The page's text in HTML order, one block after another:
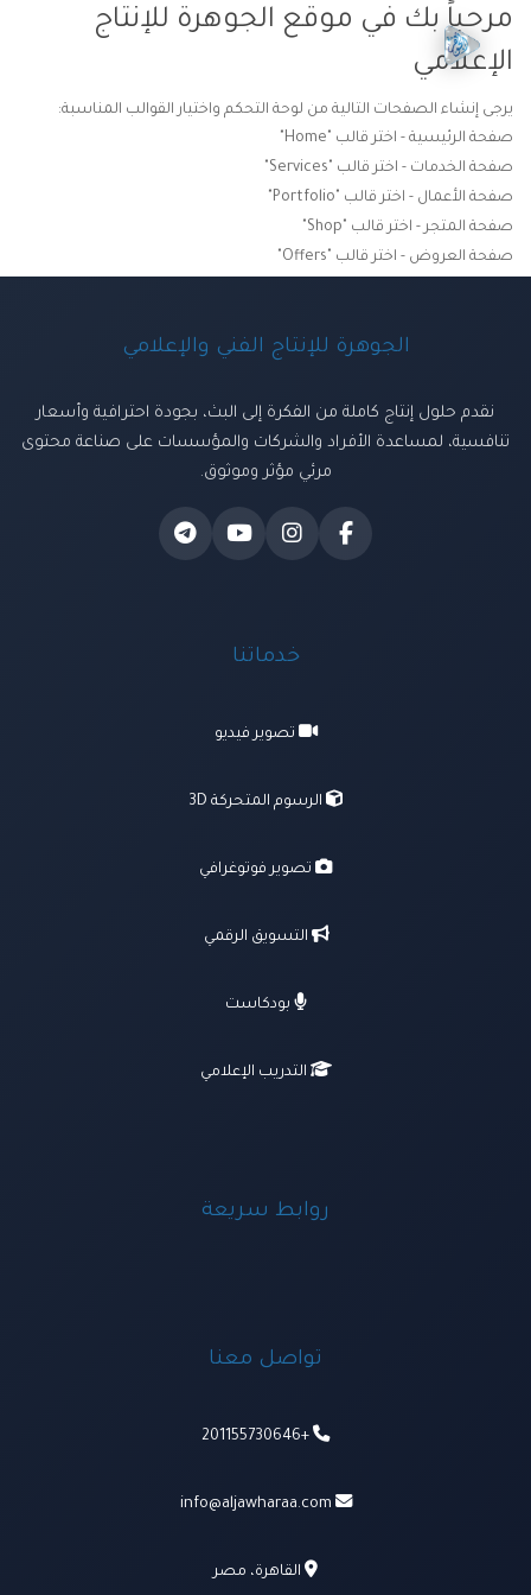
مرحباً بك في موقع الجوهرة للإنتاج
الإعلامي
يرجى إنشاء الصفحات التالية من لوحة التحكم واختيار القوالب المناسبة:
صفحة الرئيسية - اختر قالب "Home"
صفحة الخدمات - اختر قالب "Services"
صفحة الأعمال - اختر قالب "Portfolio"
صفحة المتجر - اختر قالب "Shop"
صفحة العروض - اختر قالب "Offers"
الجوهرة للإنتاج الفني والإعلامي
نقدم حلول إنتاج كاملة من الفكرة إلى البث، بجودة احترافية وأسعار
تنافسية، لمساعدة الأفراد والشركات والمؤسسات على صناعة محتوى
مرئي مؤثر وموثوق.
خدماتنا
تصوير فيديو
الرسوم المتحركة 3D
تصوير فوتوغرافي
التسويق الرقمي
بودكاست
التدريب الإعلامي
روابط سريعة
تواصل معنا
+201155730646
info@aljawharaa.com
القاهرة، مصر